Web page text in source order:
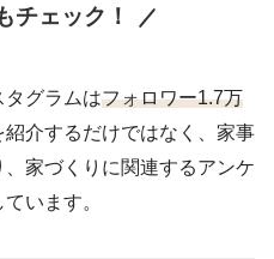
チェック！
グラムはフォロワー1.7万
介するだけではなく、家事
家づくりに関連するアンケ
います。